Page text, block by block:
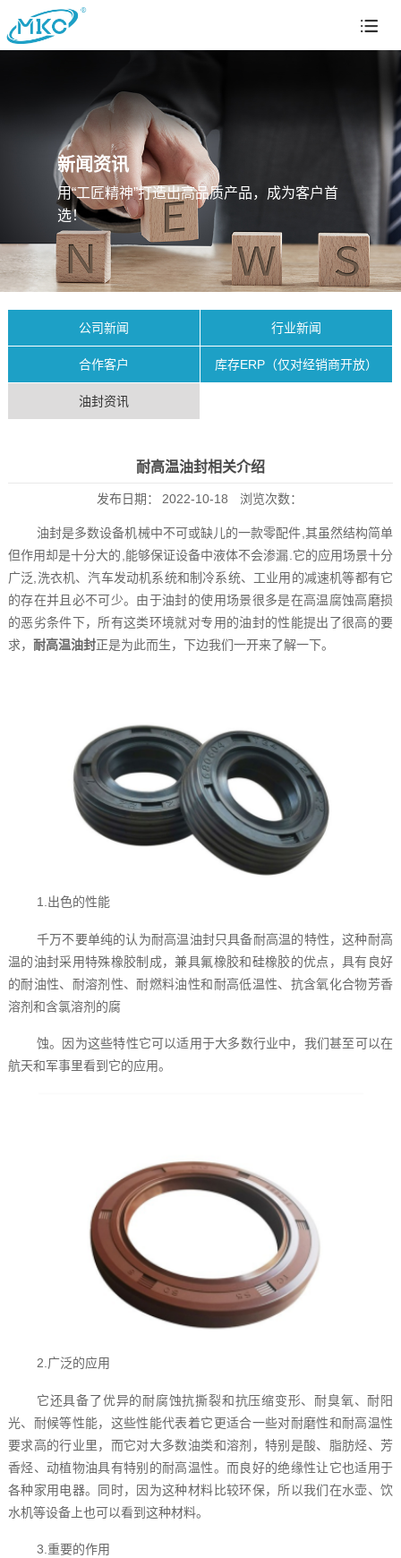
新闻资讯
用“工匠精神”打造出高品质产品，成为客户首
选！
公司新闻 行业新闻
合作客户 库存ERP（仅对经销商开放）
油封资讯
耐高温油封‍相关介绍
发布日期： 2022-10-18 浏览次数：
油封是多数设备机械中不可或缺儿的一款零配件,其虽然结构简单
但作用却是十分大的,能够保证设备中液体不会渗漏.它的应用场景十分
广泛,洗衣机、汽车发动机系统和制冷系统、工业用的减速机等都有它
的存在并且必不可少。由于油封的使用场景很多是在高温腐蚀高磨损
的恶劣条件下，所有这类环境就对专用的油封的性能提出了很高的要
求， 耐高温油封‍正是为此而生，下边我们一开来了解一下。
1.出色的性能
千万不要单纯的认为耐高温油封‍只具备耐高温的特性，这种耐高
温的油封采用特殊橡胶制成，兼具氟橡胶和硅橡胶的优点，具有良好
的耐油性、耐溶剂性、耐燃料油性和耐高低温性、抗含氧化合物芳香
溶剂和含氯溶剂的腐
蚀。因为这些特性它可以适用于大多数行业中，我们甚至可以在
航天和军事里看到它的应用。
2.广泛的应用
它还具备了优异的耐腐蚀抗撕裂和抗压缩变形、耐臭氧、耐阳
光、耐候等性能，这些性能代表着它更适合一些对耐磨性和耐高温性
要求高的行业里，而它对大多数油类和溶剂，特别是酸、脂肪烃、芳
香烃、动植物油具有特别的耐高温性。而良好的绝缘性让它也适用于
各种家用电器。同时，因为这种材料比较环保，所以我们在水壶、饮
水机等设备上也可以看到这种材料。
3.重要的作用